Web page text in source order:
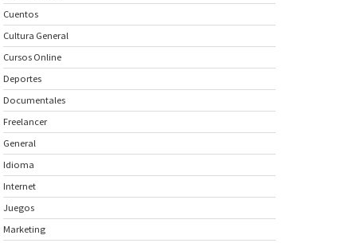
Cuentos
Cultura General
Cursos Online
Deportes
Documentales
Freelancer
General
Idioma
Internet
Juegos
Marketing